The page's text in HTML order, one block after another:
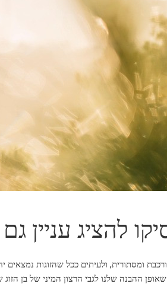
להציג
ומסתורית, ולעיתים ככל שהזוגות
ההבנה שלנו לגבי הרצון המיני של בן